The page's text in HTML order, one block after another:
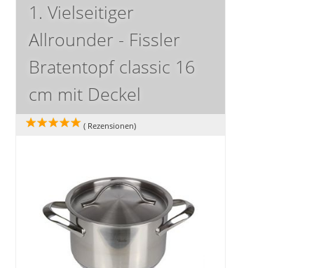
1. Vielseitiger
Allrounder - Fissler
Bratentopf classic 16
cm mit Deckel
( Rezensionen)